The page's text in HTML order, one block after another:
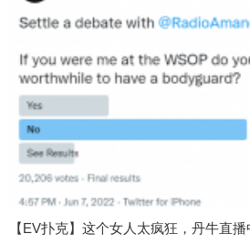
【EV扑克】这个女人太疯狂，丹牛直